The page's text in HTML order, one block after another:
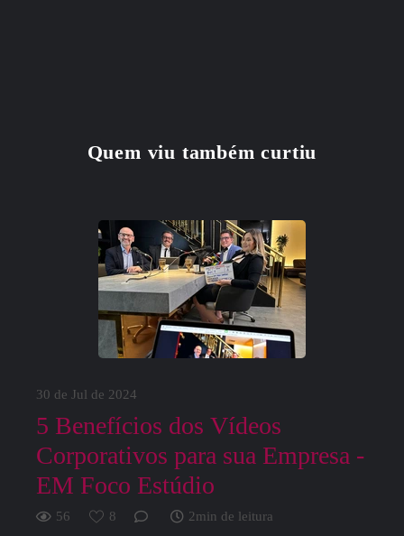
Quem viu também curtiu
30 de Jul de 2024
5 Benefícios dos Vídeos
Corporativos para sua Empresa -
EM Foco Estúdio
56 8 2min de leitura